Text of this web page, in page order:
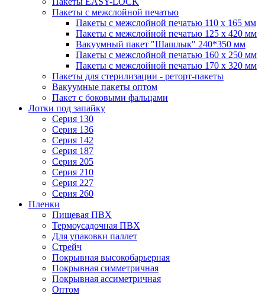
Пакеты с межслойной печатью
Пакеты с межслойной печатью 110 x 165 мм
Пакеты с межслойной печатью 125 x 420 мм
Вакуумный пакет "Шашлык" 240*350 мм
Пакеты с межслойной печатью 160 x 250 мм
Пакеты с межслойной печатью 170 x 320 мм
Пакеты для стерилизации - реторт-пакеты
Вакуумные пакеты оптом
Пакет с боковыми фальцами
Лотки под запайку
Серия 130
Серия 136
Серия 142
Серия 187
Серия 205
Серия 210
Серия 227
Серия 260
Пленки
Пищевая ПВХ
Термоусадочная ПВХ
Для упаковки паллет
Стрейч
Покрывная высокобарьерная
Покрывная симметричная
Покрывная ассиметричная
Оптом